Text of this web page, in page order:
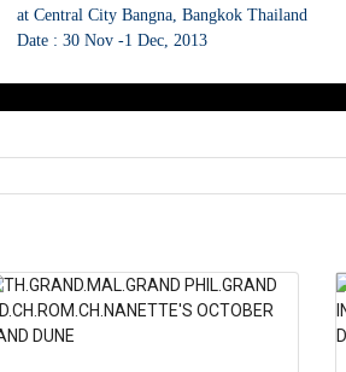
at Central City Bangna, Bangkok Thailand
Date : 30 Nov -1 Dec, 2013